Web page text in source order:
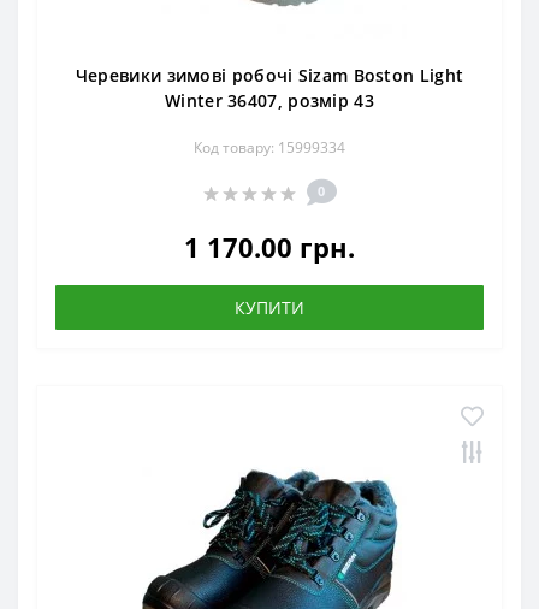
Черевики зимові робочі Sizam Boston Light
Winter 36407, розмір 43
Код товару: 15999334
0
1 170.00 грн.
КУПИТИ